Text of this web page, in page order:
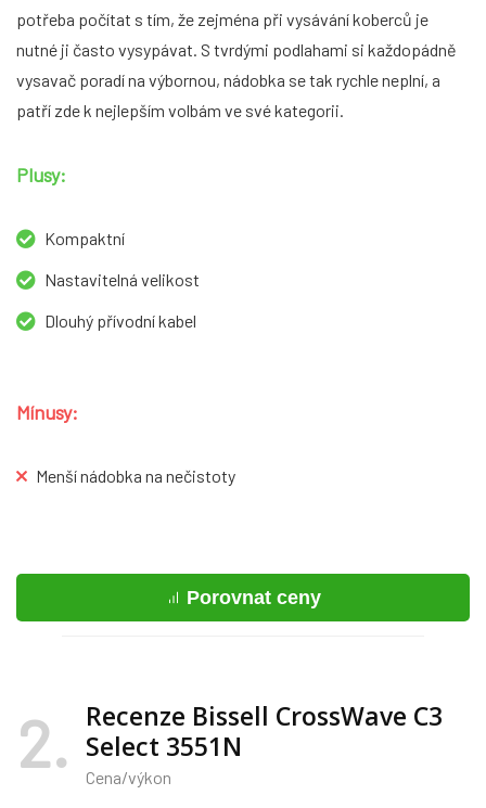
potřeba počítat s tím, že zejména při vysávání koberců je
nutné ji často vysypávat. S tvrdými podlahami si každopádně
vysavač poradí na výbornou, nádobka se tak rychle neplní, a
patří zde k nejlepším volbám ve své kategorii.
Plusy:
Kompaktní
Nastavitelná velikost
Dlouhý přívodní kabel
Mínusy:
Menší nádobka na nečistoty
Porovnat ceny
2
Recenze Bissell CrossWave C3
Select 3551N
Cena/výkon